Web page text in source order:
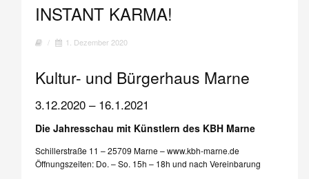
INSTANT KARMA!
/ 1. Dezember 2020
Kultur- und Bürgerhaus Marne
3.12.2020 – 16.1.2021
Die Jahresschau mit Künstlern des KBH Marne
Schillerstraße 11 – 25709 Marne – www.kbh-marne.de
Öffnungszeiten: Do. – So. 15h – 18h und nach Vereinbarung